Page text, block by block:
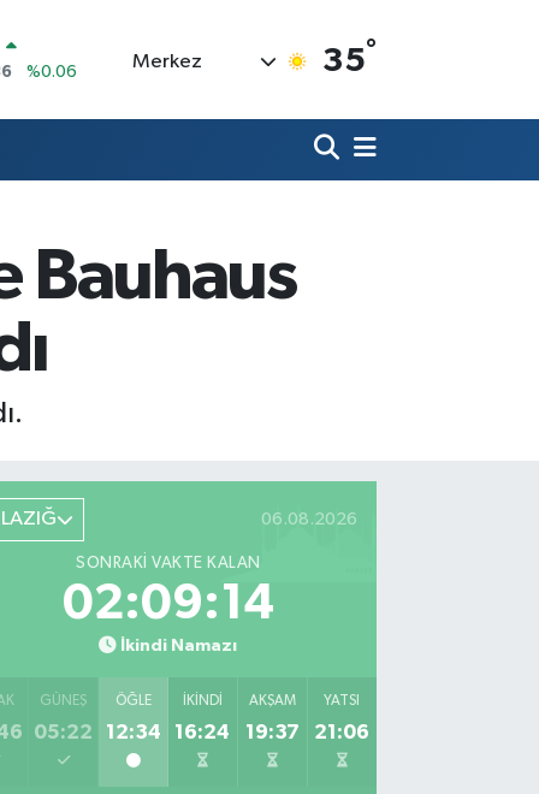
%0.1
%0.21
%0.69
Merkez 35°
Bauhaus
06.08.2026
SONRAKI VAKTE KALAN
02:09:12
İkindi Namazı
GÜNEŞ
05:22
ÖĞLE
12:34
İKINDI
16:24
AKŞAM
19:37
YATSI
21:06